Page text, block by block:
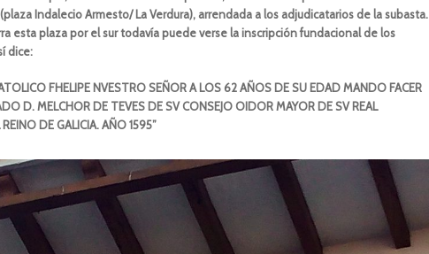
Indalecio Armesto/ La Verdura), arrendada a los adjudicatarios de la subasta.
esta plaza por el sur todavía puede verse la inscripción fundacional de los
dice:
FHELIPE NVESTRO SEÑOR A LOS 62 AÑOS DE SU EDAD MANDO FACER
D. MELCHOR DE TEVES DE SV CONSEJO OIDOR MAYOR DE SV REAL
DE GALICIA. AÑO 1595”